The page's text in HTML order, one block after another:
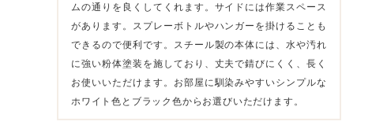
ムの通りを良くしてくれます。サイドには作業スペース
があります。スプレーボトルやハンガーを掛けることも
できるので便利です。スチール製の本体には、水や汚れ
に強い粉体塗装を施しており、丈夫で錆びにくく、長く
お使いいただけます。お部屋に馴染みやすいシンプルな
ホワイト色とブラック色からお選びいただけます。